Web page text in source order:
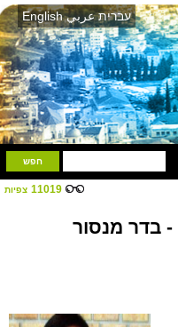
English عربي עברית
11019 צפיות
- בדר מנסור